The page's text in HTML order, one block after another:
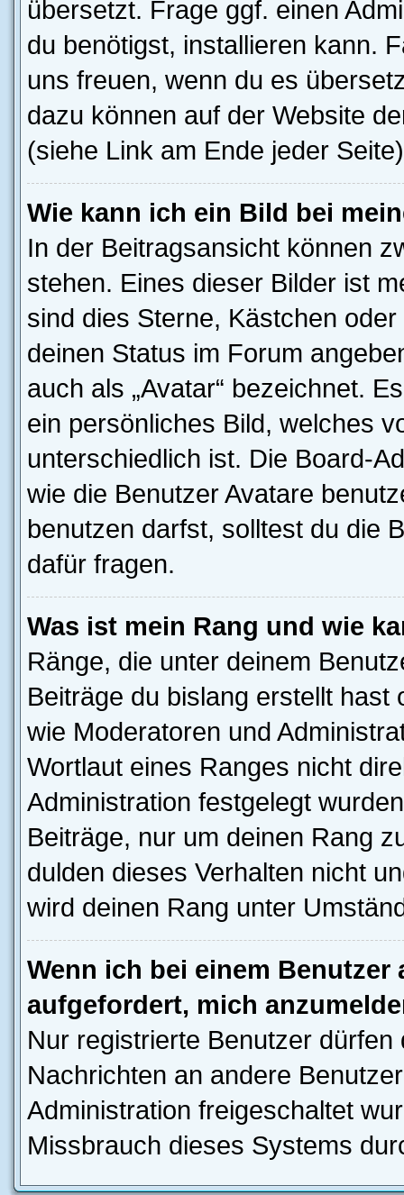
übersetzt. Frage ggf. einen
du benötigst, installieren kann.
uns freuen, wenn du es
dazu können auf der Website
(siehe Link am Ende jeder
Wie kann ich ein Bild bei
In der Beitragsansicht können
stehen. Eines dieser Bilder ist
sind dies Sterne, Kästchen
deinen Status im Forum
auch als „Avatar“ bezeichnet.
ein persönliches Bild, welches
unterschiedlich ist. Die Board-
wie die Benutzer Avatare
benutzen darfst, solltest du die
dafür fragen.
Was ist mein Rang und wie
Ränge, die unter deinem
Beiträge du bislang erstellt
wie Moderatoren und
Wortlaut eines Ranges nicht
Administration festgelegt
Beiträge, nur um deinen Rang
dulden dieses Verhalten nicht
wird deinen Rang unter
Wenn ich bei einem
aufgefordert, mich
Nur registrierte Benutzer
Nachrichten an andere
Administration freigeschaltet
Missbrauch dieses Systems